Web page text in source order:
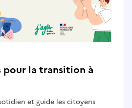
pour la transition à
et guide les citoyens